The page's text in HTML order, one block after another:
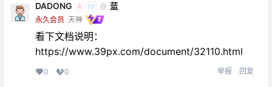
DADONG A M @ 蓝
永久会员 天神
看下文档说明：
https://www.39px.com/document/32110.html
0 0 举报 回复